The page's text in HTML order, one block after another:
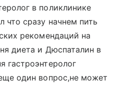
в поликлинике
что сразу начнем пить
рекомендаций на
диета и Дюспаталин в
гастроэнтеролог
один вопрос,не может